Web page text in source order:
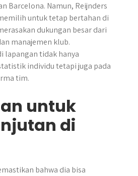
Barcelona. Namun, Reijnders
untuk tetap bertahan di
dukungan besar dari
manajemen klub.
lapangan tidak hanya
individu tetapi juga pada
tim.
untuk
di
bahwa dia bisa